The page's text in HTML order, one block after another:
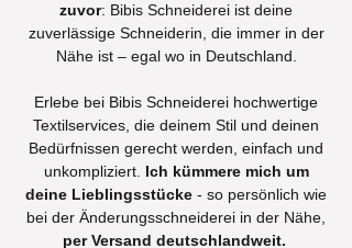
zuvor: Bibis Schneiderei ist deine
zuverlässige Schneiderin, die immer in der
Nähe ist – egal wo in Deutschland.
Erlebe bei Bibis Schneiderei hochwertige
Textilservices, die deinem Stil und deinen
Bedürfnissen gerecht werden, einfach und
unkompliziert. Ich kümmere mich um
deine Lieblingsstücke - so persönlich wie
bei der Änderungsschneiderei in der Nähe,
per Versand deutschlandweit.